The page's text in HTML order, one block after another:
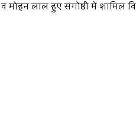
व मोहन लाल हुए संगोष्ठी में शामिल